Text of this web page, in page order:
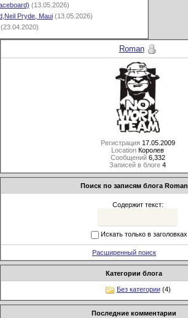
(13.05.2026)
Pryde, Maui (13.05.2026)
(23.04.2020)
Roman
Регистрация17.05.2009
Location Королев
Сообщений6,332
Записей в блоге 4
Поиск по записям блога Roman
Содержит текст:
Искать только в заголовках
Расширенный поиск
Категории блога
Без категории(4)
Последние комментарии